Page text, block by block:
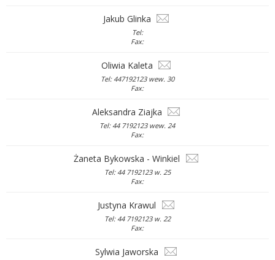
Jakub Glinka
Tel:
Fax:
Oliwia Kaleta
Tel: 447192123 wew. 30
Fax:
Aleksandra Ziajka
Tel: 44 7192123 wew. 24
Fax:
Żaneta Bykowska - Winkiel
Tel: 44 7192123 w. 25
Fax:
Justyna Krawul
Tel: 44 7192123 w. 22
Fax:
Sylwia Jaworska